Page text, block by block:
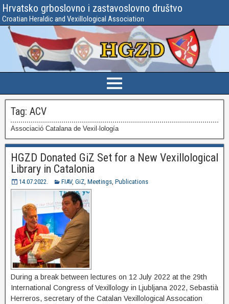
Hrvatsko grboslovno i zastavoslovno društvo
Croatian Heraldic and Vexillological Association
Tag: ACV
Associació Catalana de Vexil·lología
HGZD Donated GiZ Set for a New Vexillological
Library in Catalonia
14.07.2022. FIAV, GiZ, Meetings, Publications
During a break between lectures on 12 July 2022 at the 29th
International Congress of Vexillology in Ljubljana 2022, Sebastià
Herreros, secretary of the Catalan Vexillological Assocation